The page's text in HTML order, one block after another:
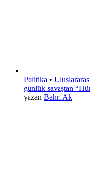
Politika •
günlük savaştan
yazan Bahri Ak